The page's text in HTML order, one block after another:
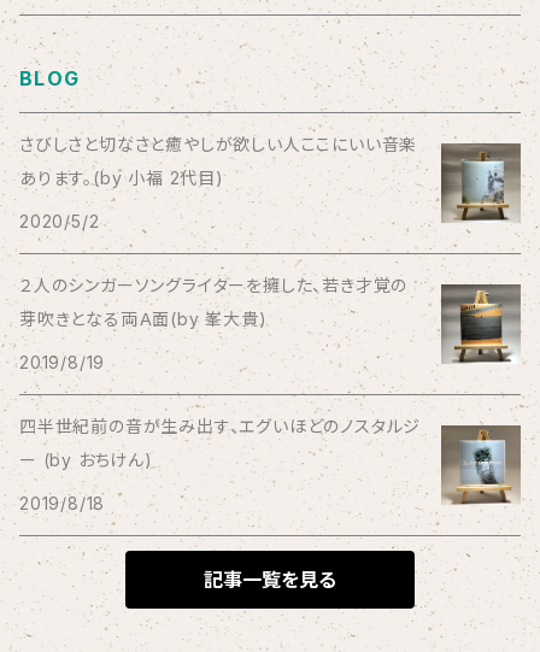
Aysula
Bad Operation
Bagus!
BBBBBBB
The BEG
The Beths
THE BLACK SHANSONS
BLONDnewHALF
Blondy
BLOG
さびしさと切なさと癒やしが欲しい人ここにいい音楽
あります。(by 小福 2代目)
2020/5/2
２人のシンガーソングライターを擁した、若き才覚の
芽吹きとなる両Ａ面(by 峯大貴)
2019/8/19
四半世紀前の音が生み出す、エグいほどのノスタルジ
ー (by おちけん)
2019/8/18
記事一覧を見る